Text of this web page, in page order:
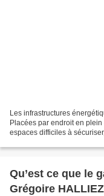
Les infrastructures
Placées par endroit en
espaces difficiles à
Qu’est ce que le
Grégoire HALLIEZ